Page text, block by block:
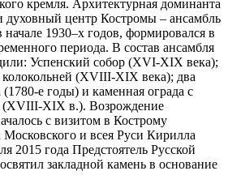
кремля. Архитектурная доминанта
духовный центр Костромы – ансамбль
1930–х годов, формировался в
периода. В состав ансамбля
Успенский собор (XVI-XIX века);
колокольней (XVIII-XIX века); два
е годы) и каменная ограда с
(XVIII-XIX в.). Возрождение
с визитом в Кострому
и всея Руси Кирилла
2015 года Предстоятель Русской
закладной камень в основание